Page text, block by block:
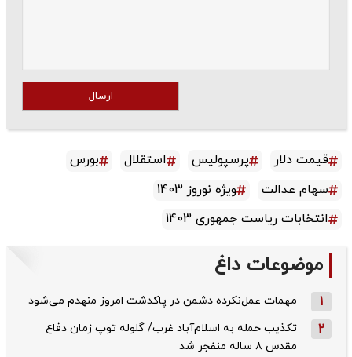
ارسال
قیمت دلار پرسپولیس استقلال
بورس
سهام عدالت
ویژه نوروز 1403
انتخابات ریاست جمهوری 1403
موضوعات داغ
1 مهمات عمل‌نکرده دشمن در پاکدشت امروز منهدم می‌شود
2
تکذیب حمله به اسلام‌آباد غرب/ گلوله توپ زمان دفاع
مقدس ۸ ساله منفجر شد